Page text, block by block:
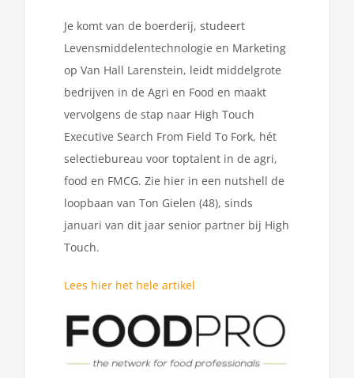
Je komt van de boerderij, studeert
Levensmiddelentechnologie en Marketing
op Van Hall Larenstein, leidt middelgrote
bedrijven in de Agri en Food en maakt
vervolgens de stap naar High Touch
Executive Search From Field To Fork, hét
selectiebureau voor toptalent in de agri,
food en FMCG. Zie hier in een nutshell de
loopbaan van Ton Gielen (48), sinds
januari van dit jaar senior partner bij High
Touch.
Lees hier het hele artikel